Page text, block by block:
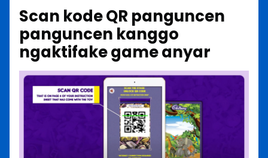
Scan kode QR panguncen
panguncen kanggo
ngaktifake game anyar